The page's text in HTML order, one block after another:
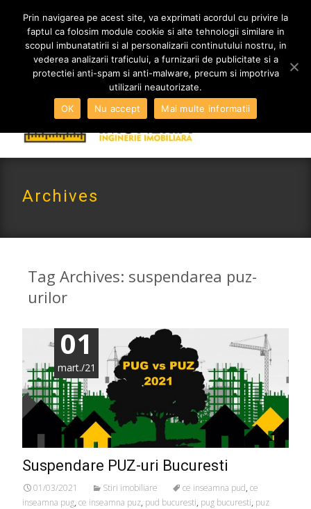
0765 522 734 | 0724 880 890
contact@imoneria.ro
Archives
Tag Archives: suspendarea puz-
urilor
01
mart./21
Suspendare PUZ-uri Bucuresti
01/03/2021 Stiri imobiliare ce inseamna pud, ce
inseamna pug, ce inseamna puz, pud bucuresti, pug bucuresti, puz
MENIU
Prin navigarea pe acest site, va exprimati acordul cu privire la
faptul ca folosim module cookie si alte tehnologii similare in
scopul imbunatatirii si al personalizarii continutului nostru, in
vederea analizarii traficului, a furnizarii de publicitate si a
protectiei anti-spam si anti-malware, precum si impotriva
utilizarii neautorizate.
OK
Nu accept Mai multe informatii